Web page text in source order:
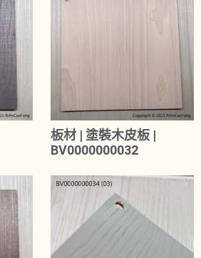
板材 | 塗裝木皮板 |
BV0000000032